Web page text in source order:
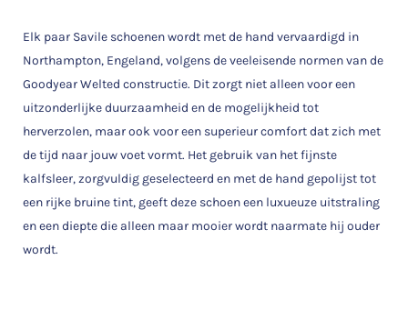
Elk paar Savile schoenen wordt met de hand vervaardigd in
Northampton, Engeland, volgens de veeleisende normen van de
Goodyear Welted constructie. Dit zorgt niet alleen voor een
uitzonderlijke duurzaamheid en de mogelijkheid tot
herverzolen, maar ook voor een superieur comfort dat zich met
de tijd naar jouw voet vormt. Het gebruik van het fijnste
kalfsleer, zorgvuldig geselecteerd en met de hand gepolijst tot
een rijke bruine tint, geeft deze schoen een luxueuze uitstraling
en een diepte die alleen maar mooier wordt naarmate hij ouder
wordt.